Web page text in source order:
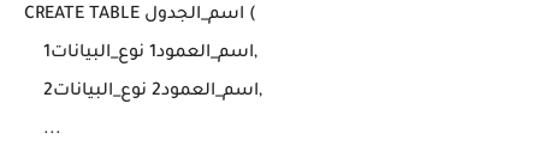
CREATE TABLE اسم_الجدول (
    ...